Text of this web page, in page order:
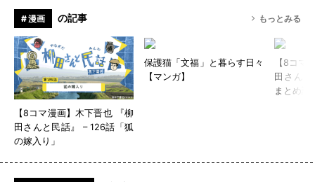
# 漫画 の記事 もっとみる
【8コマ漫画】木下晋也 『柳
田さんと民話』 – 126話「狐
の嫁入り」
保護猫「文福」と暮らす日々
【マンガ】
【8コマ
田さん
まとめ読